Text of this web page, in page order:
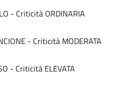
- Criticità ORDINARIA
- Criticità MODERATA
- Criticità ELEVATA